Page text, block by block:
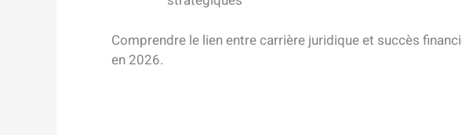
Comprendre le lien entre carrière juridique et succès
en 2026.